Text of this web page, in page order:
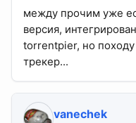
между прочим уже
версия,
torrentpier, но
трекер...
vanechek